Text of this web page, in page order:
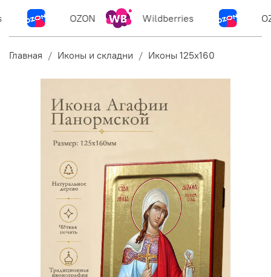
OZON Wildberries
Главная Иконы и складни Иконы 125х160